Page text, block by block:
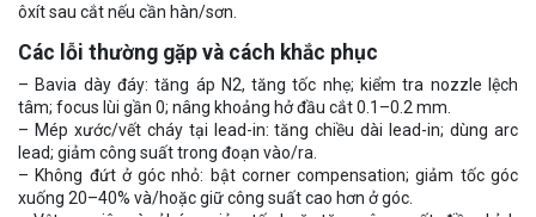
ôxít sau cắt nếu cần hàn/sơn.
Các lỗi thường gặp và cách khắc phục
– Bavia dày đáy: tăng áp N2, tăng tốc nhẹ; kiểm tra nozzle lệch
tâm; focus lùi gần 0; nâng khoảng hở đầu cắt 0.1–0.2 mm.
– Mép xước/vết cháy tại lead-in: tăng chiều dài lead-in; dùng arc
lead; giảm công suất trong đoạn vào/ra.
– Không đứt ở góc nhỏ: bật corner compensation; giảm tốc góc
xuống 20–40% và/hoặc giữ công suất cao hơn ở góc.